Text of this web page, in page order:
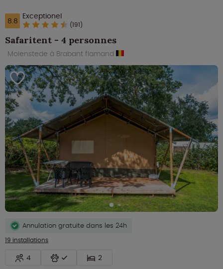
8.8 Exceptionel
(191)
Safaritent - 4 personnes
Molenstede à Brabant flamand
Annulation gratuite dans les 24h
19 installations
4 2